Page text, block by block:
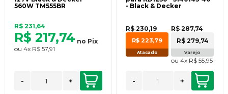
560W TM555BR
R$ 231,64
R$ 217,74 no Pix
ou 4x R$ 57,91
- +
- Black & Decker
R$ 230,19
R$ 223,79
Atacado
R$ 287,74
R$ 279,74
Varejo
ou 4x R$ 55,95
- +